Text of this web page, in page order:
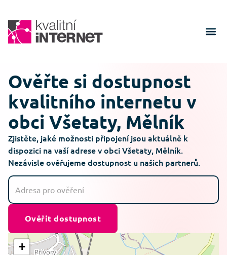
Ověřte si dostupnost
kvalitního internetu v
obci Všetaty, Mělník
Zjistěte, jaké možnosti připojení jsou aktuálně k
dispozici na vaší adrese v obci Všetaty, Mělník.
Nezávisle ověřujeme dostupnost u našich partnerů.
Ověřit dostupnost
+